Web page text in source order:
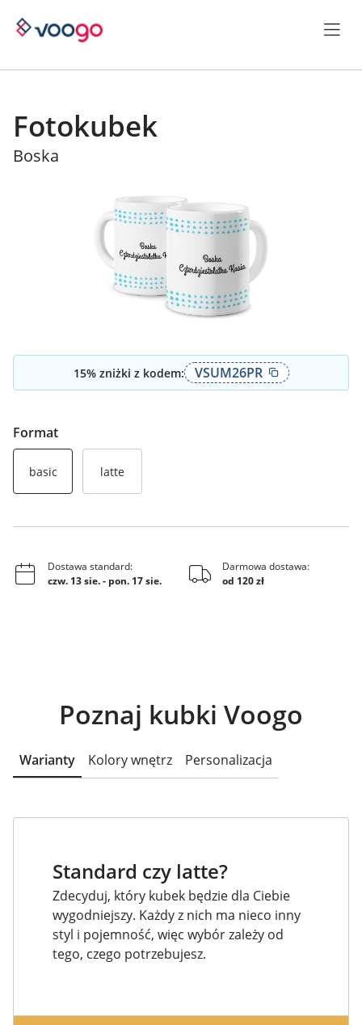
Fotokubek
Boska
15% zniżki z kodem: VSUM26PR
Format
basic latte
Dostawa standard:
czw. 13 sie.- pon. 17 sie.
Darmowa dostawa:
od 120 zł
Poznaj kubki Voogo
Warianty Kolory wnętrz Personalizacja
Standard czy latte?
Zdecyduj, który kubek będzie dla Ciebie
wygodniejszy. Każdy z nich ma nieco inny
styl i pojemność, więc wybór zależy od
tego, czego potrzebujesz.